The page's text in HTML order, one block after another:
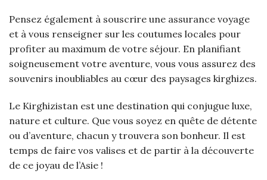
Pensez également à souscrire une assurance voyage
et à vous renseigner sur les coutumes locales pour
profiter au maximum de votre séjour. En planifiant
soigneusement votre aventure, vous vous assurez des
souvenirs inoubliables au cœur des paysages kirghizes.
Le Kirghizistan est une destination qui conjugue luxe,
nature et culture. Que vous soyez en quête de détente
ou d’aventure, chacun y trouvera son bonheur. Il est
temps de faire vos valises et de partir à la découverte
de ce joyau de l’Asie !